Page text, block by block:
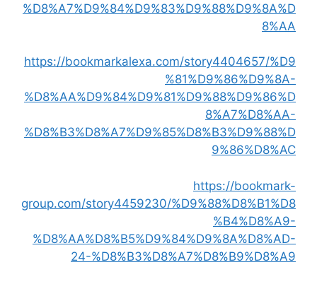
%D8%A7%D9%84%D9%83%D9%88%D9%8A%D
8%AA
https://bookmarkalexa.com/story4404657/%D9
%81%D9%86%D9%8A-
%D8%AA%D9%84%D9%81%D9%88%D9%86%D
8%A7%D8%AA-
%D8%B3%D8%A7%D9%85%D8%B3%D9%88%D
9%86%D8%AC
https://bookmark-
group.com/story4459230/%D9%88%D8%B1%D8
%B4%D8%A9-
%D8%AA%D8%B5%D9%84%D9%8A%D8%AD-
24-%D8%B3%D8%A7%D8%B9%D8%A9